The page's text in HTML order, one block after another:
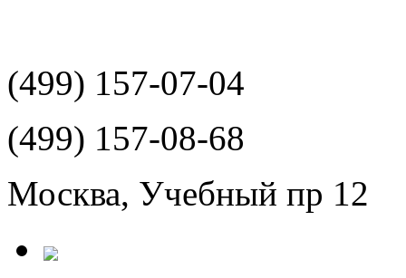
(499) 157-07-04
(499) 157-08-68
Москва, Учебный пр 12